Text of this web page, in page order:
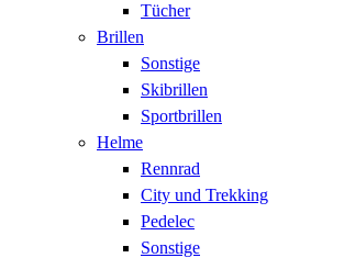
Tücher
Brillen
Sonstige
Skibrillen
Sportbrillen
Helme
Rennrad
City und Trekking
Pedelec
Sonstige